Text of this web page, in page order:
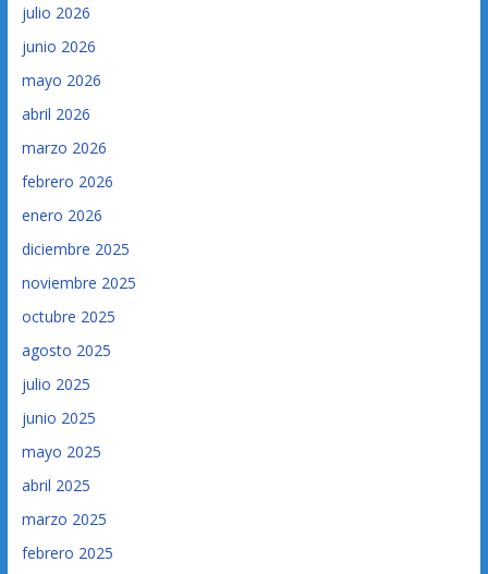
julio 2026
junio 2026
mayo 2026
abril 2026
marzo 2026
febrero 2026
enero 2026
diciembre 2025
noviembre 2025
octubre 2025
agosto 2025
julio 2025
junio 2025
mayo 2025
abril 2025
marzo 2025
febrero 2025